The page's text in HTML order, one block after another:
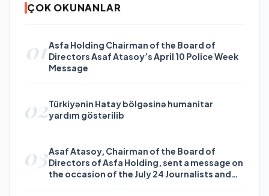
ÇOK OKUNANLAR
01Asfa Holding Chairman of the Board of
Directors Asaf Atasoy’s April 10 Police Week
Message
02Türkiyənin Hatay bölgəsinə humanitar
yardım göstərilib
03Asaf Atasoy, Chairman of the Board of
Directors of Asfa Holding, sent a message on
the occasion of the July 24 Journalists and